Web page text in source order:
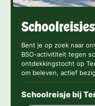
Schoolreisjes
Bent je op zoek naar
BSO-activititeit tegen
ontdekkingstocht op
om beleven, actief
Schoolreisje bij